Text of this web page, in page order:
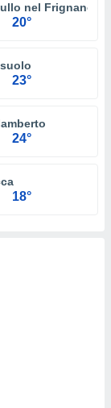
nel Frignano
20°
23°
24°
18°